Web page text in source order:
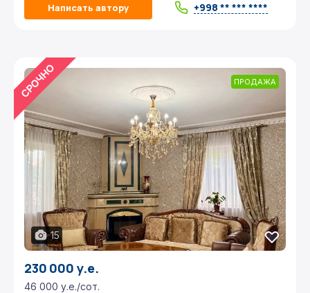
Написать автору +998 ** *** ****
15
ПРОДАЖА
230 000 у.е.
46 000 у.е./сот.